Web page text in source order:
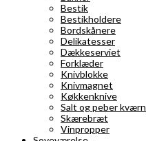
Bestik
Bestikholdere
Bordskånere
Delikatesser
Dækkeserviet
Forklæder
Knivblokke
Knivmagnet
Køkkenknive
Salt og peber kværn
Skærebræt
Vinpropper